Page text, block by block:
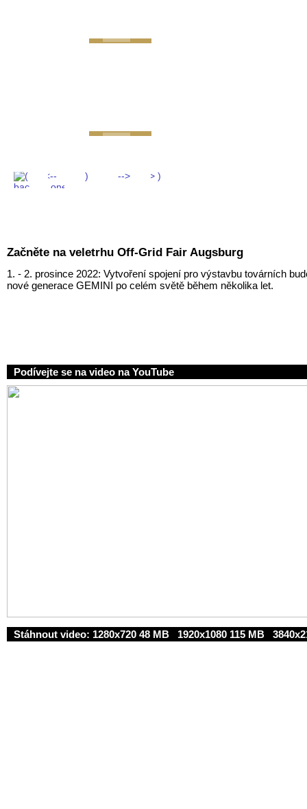
Začněte na veletrhu Off-Grid Fair Augsburg
1. - 2. prosince 2022: Vytvoření spojení pro výstavbu továrních
nové generace GEMINI po celém světě během několika let.
Podívejte se na video na YouTube
Stáhnout video: 1280x720 48 MB 1920x1080 115 MB